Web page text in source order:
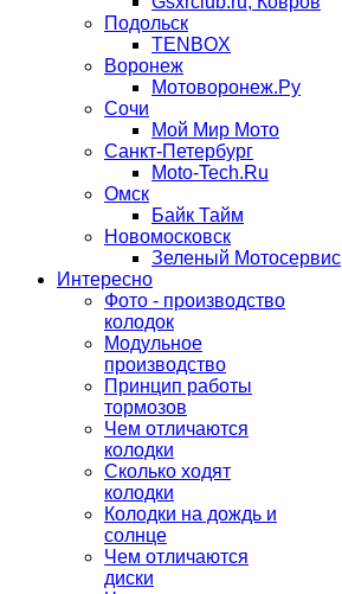
Подольск
TENBOX
Воронеж
Мотоворонеж.Ру
Сочи
Мой Мир Мото
Санкт-Петербург
Moto-Tech.Ru
Омск
Байк Тайм
Новомосковск
Зеленый Мотосервис
Интересно
Фото - производство
колодок
Модульное
производство
Принцип работы
тормозов
Чем отличаются
колодки
Сколько ходят
колодки
Колодки на дождь и
солнце
Чем отличаются
диски